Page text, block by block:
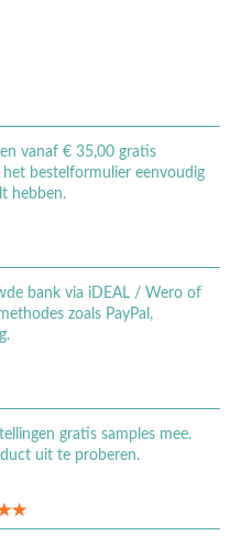
vanaf € 35,00 gratis
bestelformulier eenvoudig
hebben.
bank via iDEAL / Wero of
zoals PayPal,
gratis samples mee.
uit te proberen.